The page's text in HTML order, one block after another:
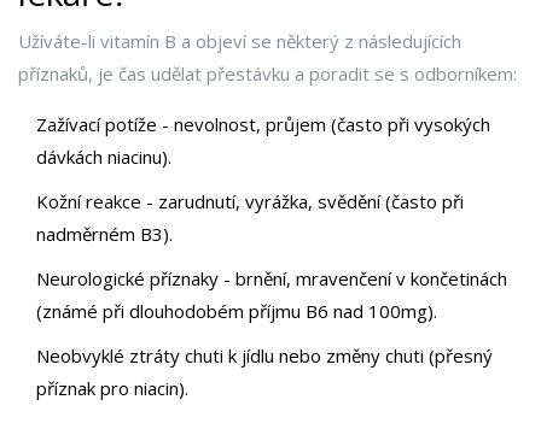
Užíváte-li vitamín B a objeví se některý z následujících
příznaků, je čas udělat přestávku a poradit se s odborníkem:
Zažívací potíže - nevolnost, průjem (často při vysokých
dávkách niacinu).
Kožní reakce - zarudnutí, vyrážka, svědění (často při
nadměrném B3).
Neurologické příznaky - brnění, mravenčení v končetinách
(známé při dlouhodobém příjmu B6 nad 100mg).
Neobvyklé ztráty chuti k jídlu nebo změny chuti (přesný
příznak pro niacin).